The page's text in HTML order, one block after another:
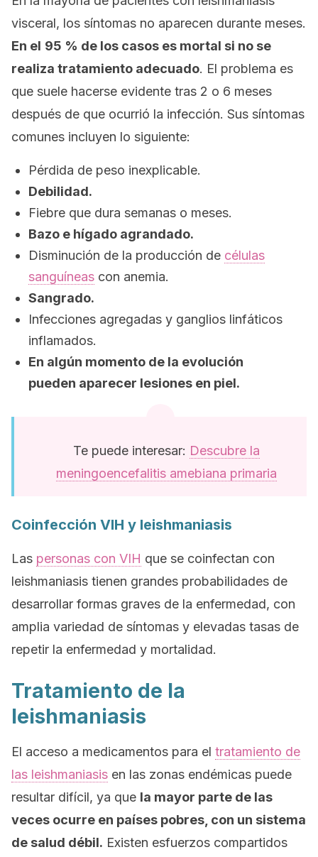
visceral, los síntomas no aparecen durante meses.
En el 95 % de los casos es mortal si no se
realiza tratamiento adecuado. El problema es
que suele hacerse evidente tras 2 o 6 meses
después de que ocurrió la infección. Sus síntomas
comunes incluyen lo siguiente:
Pérdida de peso inexplicable.
Debilidad.
Fiebre que dura semanas o meses.
Bazo e hígado agrandado.
Disminución de la producción de células
sanguíneas con anemia.
Sangrado.
Infecciones agregadas y ganglios linfáticos
inflamados.
En algún momento de la evolución
pueden aparecer lesiones en piel.
Te puede interesar: Descubre la
meningoencefalitis amebiana primaria
Coinfección VIH y leishmaniasis
Las personas con VIH que se coinfectan con
leishmaniasis tienen grandes probabilidades de
desarrollar formas graves de la enfermedad, con
amplia variedad de síntomas y elevadas tasas de
repetir la enfermedad y mortalidad.
Tratamiento de la
leishmaniasis
El acceso a medicamentos para el tratamiento de
las leishmaniasis en las zonas endémicas puede
resultar difícil, ya que la mayor parte de las
veces ocurre en países pobres, con un sistema
de salud débil. Existen esfuerzos compartidos